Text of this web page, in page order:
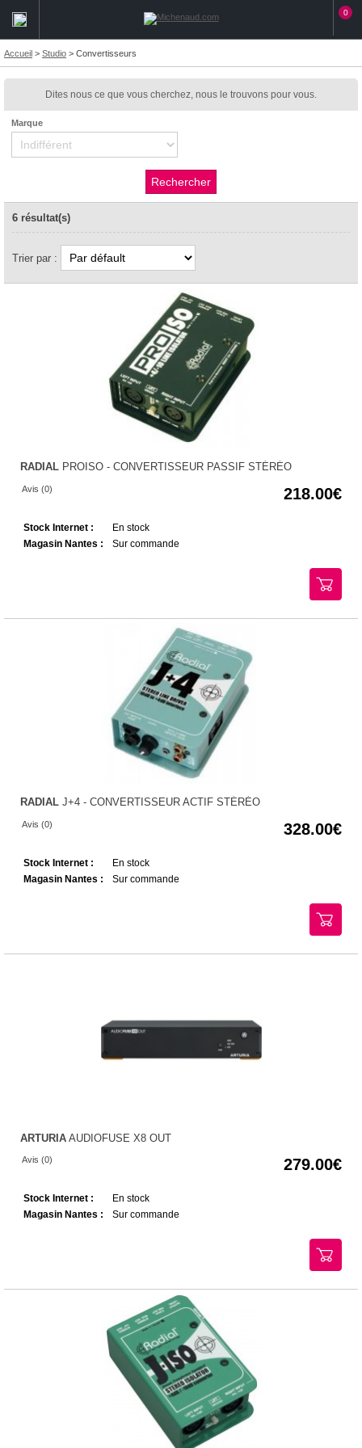
0
Accueil > Studio > Convertisseurs
Dites nous ce que vous cherchez, nous le trouvons pour vous.
Marque
6 résultat(s)
Trier par :
RADIAL PROISO - CONVERTISSEUR PASSIF STÉRÉO
Avis (0) 218.00
Stock Internet :
En stock
Magasin Nantes :
Sur commande
RADIAL J+4 - CONVERTISSEUR ACTIF STÉRÉO
Avis (0) 328.00
Stock Internet :
En stock
Magasin Nantes :
Sur commande
ARTURIA AUDIOFUSE X8 OUT
Avis (0) 279.00
Stock Internet :
En stock
Magasin Nantes :
Sur commande